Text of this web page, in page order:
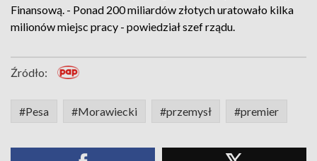
Finansową. - Ponad 200 miliardów złotych uratowało kilka
milionów miejsc pracy - powiedział szef rządu.
Źródło:
#Pesa #Morawiecki #przemysł #premier